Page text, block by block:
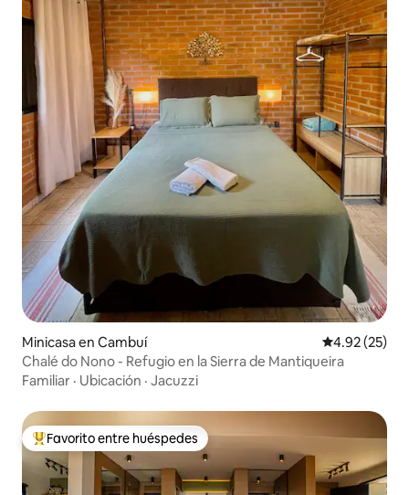
Minicasa en Cambuí Calificación
4.92 (25)
Chalé do Nono - Refugio en la Sierra de Mantiqueira
Familiar · Ubicación · Jacuzzi
Favorito entre huéspedes preferido
Favorito entre huéspedes